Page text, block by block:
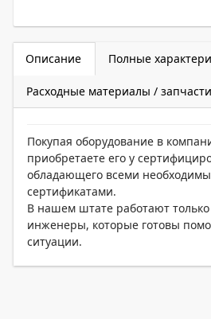
Описание Полные
Расходные материалы / запчасти
Покупая оборудование в
приобретаете его у
обладающего всеми
сертификатами.
В нашем штате работают
инженеры, которые готовы
ситуации.